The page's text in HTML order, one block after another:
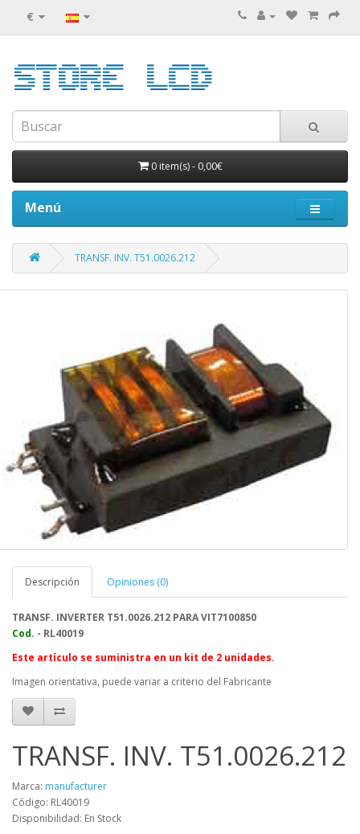
€
0 item(s)- 0,00€
Menú
TRANSF. INV. T51.0026.212
Descripción Opiniones (0)
TRANSF. INVERTER T51.0026.212 PARA VIT7100850
Cod. - RL40019
Este artículo se suministra en un kit de 2 unidades.
Imagen orientativa, puede variar a criterio del Fabricante
TRANSF. INV. T51.0026.212
Marca: manufacturer
Código: RL40019
Disponibilidad: En Stock